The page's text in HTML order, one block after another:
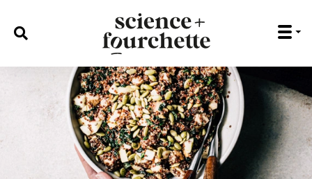
rechercher :